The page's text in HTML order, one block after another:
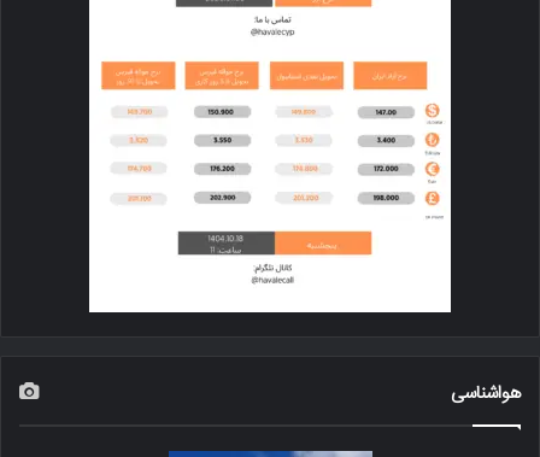
هواشناسی